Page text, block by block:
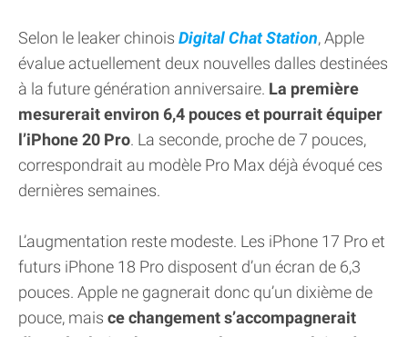
Selon le leaker chinois Digital Chat Station, Apple
évalue actuellement deux nouvelles dalles destinées
à la future génération anniversaire. La première
mesurerait environ 6,4 pouces et pourrait équiper
l’iPhone 20 Pro. La seconde, proche de 7 pouces,
correspondrait au modèle Pro Max déjà évoqué ces
dernières semaines.
L’augmentation reste modeste. Les iPhone 17 Pro et
futurs iPhone 18 Pro disposent d’un écran de 6,3
pouces. Apple ne gagnerait donc qu’un dixième de
pouce, mais ce changement s’accompagnerait